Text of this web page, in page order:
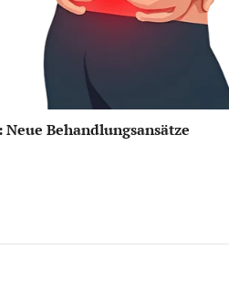
Behandlungsansätze